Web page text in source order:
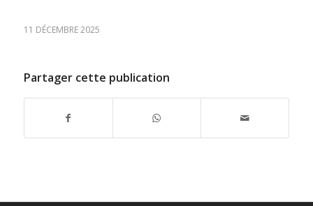
11 DÉCEMBRE 2025
Partager cette publication